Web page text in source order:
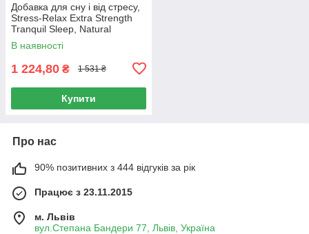
Добавка для сну і від стресу,
Stress-Relax Extra Strength
Tranquil Sleep, Natural
Factors, 60 жувальних
таблеток
В наявності
1 224,80 ₴ 1 531 ₴
Купити
Про нас
90% позитивних з 444 відгуків за рік
Працює з 23.11.2015
м. Львів
вул.Степана Бандери 77, Львів, Україна